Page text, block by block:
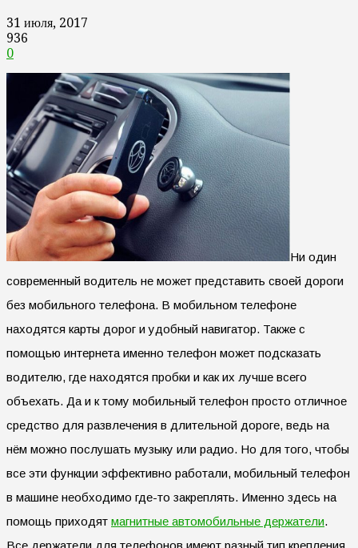
31 июля, 2017
936
0
Ни один
современный водитель не может представить своей дороги
без мобильного телефона. В мобильном телефоне
находятся карты дорог и удобный навигатор. Также с
помощью интернета именно телефон может подсказать
водителю, где находятся пробки и как их лучше всего
объехать. Да и к тому мобильный телефон просто отличное
средство для развлечения в длительной дороге, ведь на
нём можно послушать музыку или радио. Но для того, чтобы
все эти функции эффективно работали, мобильный телефон
в машине необходимо где-то закреплять. Именно здесь на
помощь приходят магнитные автомобильные держатели.
Все держатели для телефонов имеют разный тип крепления